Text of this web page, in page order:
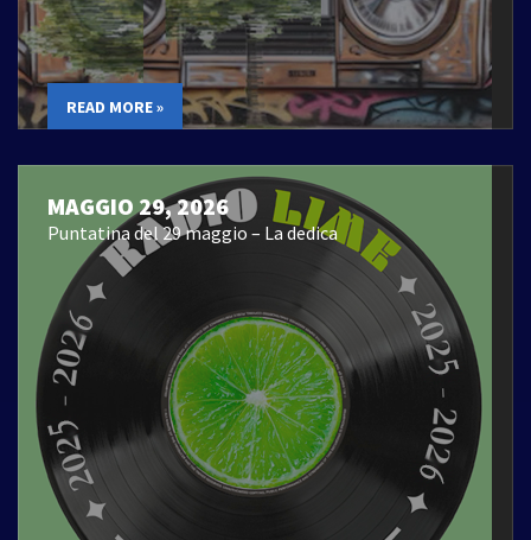
READ MORE »
MAGGIO 29, 2026
Puntatina del 29 maggio – La dedica